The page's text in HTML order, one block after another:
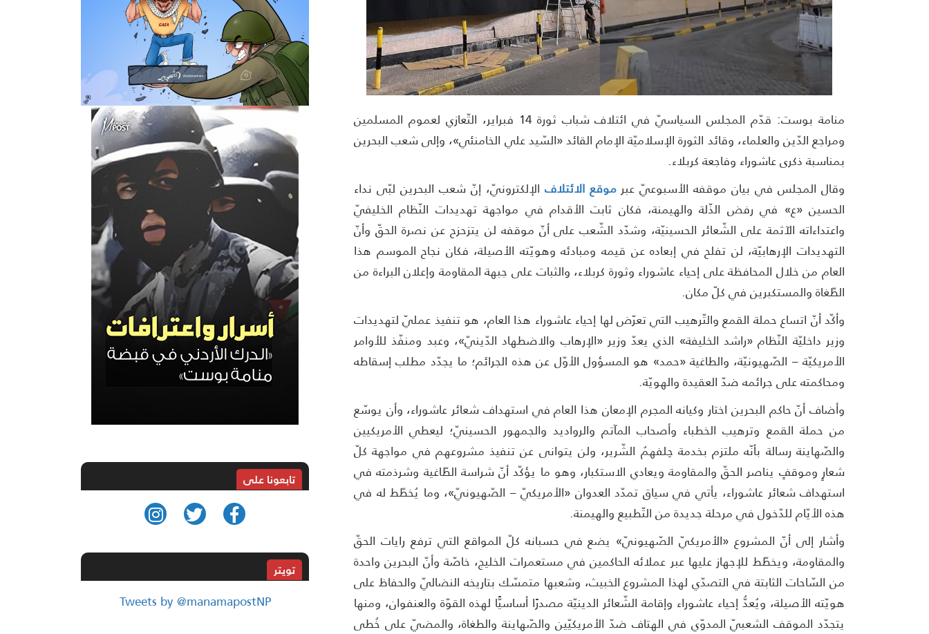
منامة بوست: قدّم المجلس السياسيّ في ائتلاف شباب ثورة 14 فبراير، التّعازي لعموم المسلمين
ومراجع الدّين والعلماء، وقائد الثورة الإسلاميّة الإمام القائد «السّيد علي الخامنئي»، وإلى شعب البحرين
بمناسبة ذكرى عاشوراء وفاجعة كربلاء.
وقال المجلس في بيان موقفه الأسبوعيّ عبرموقع الائتلاف الإلكترونيّ، إنّ شعب البحرين لبّى نداء
الحسين «ع» في رفض الذّلة والهيمنة، فكان ثابت الأقدام في مواجهة تهديدات النّظام الخليفيّ
واعتداءاته الآثمة على الشّعائر الحسينيّة، وشدّد الشّعب على أنّ موقفه لن يتزحزح عن نصرة الحقّ وأنّ
التهديدات الإرهابيّة، لن تفلح في إبعاده عن قيمه ومبادئه وهويّته الأصيلة، فكان نجاح الموسم هذا
العام من خلال المحافظة على إحياء عاشوراء وثورة كربلاء، والثبات على جبهة المقاومة وإعلان البراءة من
الطّغاة والمستكبرين في كلّ مكان.
وأكّد أنّ اتساع حملة القمع والتّرهيب التي تعرّض لها إحياء عاشوراء هذا العام، هو تنفيذ عمليّ لتهديدات
وزير داخليّة النّظام «راشد الخليفة» الذي يعدّ وزير «الإرهاب والاضطهاد الدّينيّ»، وعبد ومنفّذ للأوامر
الأمريكيّة – الصّهيونيّة، والطاغية «حمد» هو المسؤول الأوّل عن هذه الجرائم؛ ما يجدّد مطلب إسقاطه
ومحاكمته على جرائمه ضدّ العقيدة والهويّة.
وأضاف أنّ حاكم البحرين اختار وكيانه المجرم الإمعان هذا العام في استهداف شعائر عاشوراء، وأن يوسّع
من حملة القمع وترهيب الخطباء وأصحاب المآتم والرواديد والجمهور الحسينيّ؛ ليعطي الأمريكيين
والصّهاينة رسالة بأنّه ملتزم بخدمة حِلفهمُ الشّرير، ولن يتوانى عن تنفيذ مشروعهم في مواجهة كلّ
شعارٍ وموقفٍ يناصر الحقّ والمقاومة ويعادي الاستكبار، وهو ما يؤكّد أنّ شراسة الطّاغية وشرذمته في
استهداف شعائر عاشوراء، يأتي في سياق تمدّد العدوان «الأمريكيّ – الصّهيونيّ»، وما يُخطّط له في
هذه الأيّام للدّخول في مرحلة جديدة من التّطبيع والهيمنة.
وأشار إلى أنّ المشروع «الأمريكيّ الصّهيونيّ» يضع في حسبانه كلّ المواقع التي ترفع رايات الحقّ
والمقاومة، ويخطّط للإجهاز عليها عبر عملائه الحاكمين في مستعمرات الخليج، خاصّة وأنّ البحرين واحدة
من السّاحات الثابتة في التصدّي لهذا المشروع الخبيث، وشعبها متمسّك بتاريخه النضاليّ والحفاظ على
هويّته الأصيلة، ويُعدُّ إحياء عاشوراء وإقامة الشّعائر الدينيّة مصدرًا أساسيًّا لهذه القوّة والعنفوان، ومنها
يتجدّد الموقف الشعبيّ المدوّي في الهتاف ضدّ الأمريكيّين والصّهاينة والطغاة، والمضيّ على خُطى
تابعونا على
تويتر
Tweets by @manamapostNP